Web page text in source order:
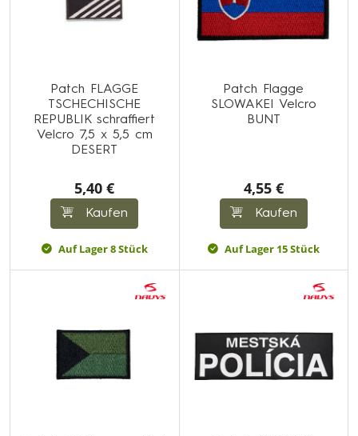
Patch FLAGGE
TSCHECHISCHE
REPUBLIK schraffiert
Velcro 7,5 x 5,5 cm
DESERT
5,40 €
Kaufen
Auf Lager 8 Stück
Patch Flagge
SLOWAKEI Velcro
BUNT
4,55 €
Kaufen
Auf Lager 15 Stück